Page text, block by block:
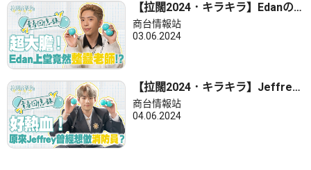
【拉闊2024．キラキラ】Edanの
青春回憶大揭秘！
商台情報站
03.06.2024
【拉闊2024．キラキラ】Jeffrey
の青春回憶大揭秘！
商台情報站
04.06.2024